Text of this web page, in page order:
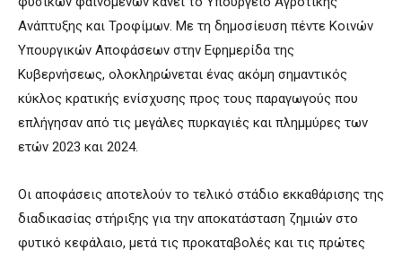
Ανάπτυξης και Τροφίμων. Με τη δημοσίευση πέντε Κοινών
Υπουργικών Αποφάσεων στην Εφημερίδα της
Κυβερνήσεως, ολοκληρώνεται ένας ακόμη σημαντικός
κύκλος κρατικής ενίσχυσης προς τους παραγωγούς που
επλήγησαν από τις μεγάλες πυρκαγιές και πλημμύρες των
ετών 2023 και 2024.
Οι αποφάσεις αποτελούν το τελικό στάδιο εκκαθάρισης της
διαδικασίας στήριξης για την αποκατάσταση ζημιών στο
φυτικό κεφάλαιο, μετά τις προκαταβολές και τις πρώτες